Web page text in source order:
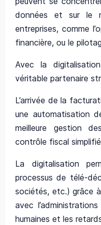
données et sur le
entreprises, comme
financière, ou le
Avec la
véritable partenaire
L’arrivée de la
une automatisation
meilleure gestion
contrôle fiscal
La digitalisation
processus de télé-
sociétés, etc.) grâce
avec
humaines et les